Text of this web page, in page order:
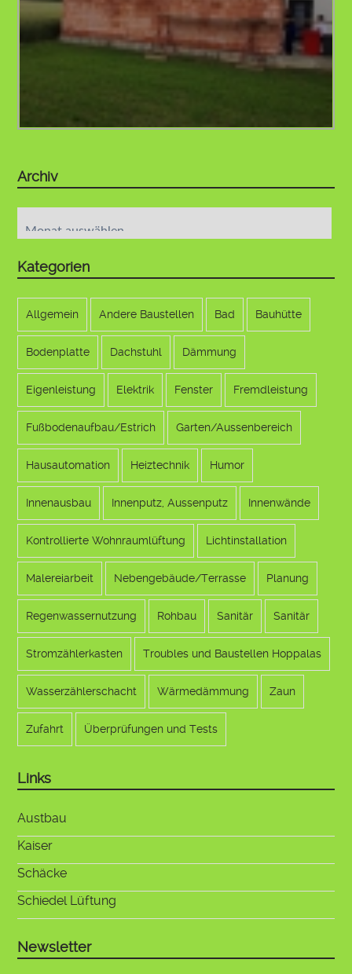
Archiv
Kategorien
Allgemein Andere Baustellen Bad Bauhütte
Bodenplatte Dachstuhl Dämmung
Eigenleistung Elektrik Fenster Fremdleistung
Fußbodenaufbau/Estrich Garten/Aussenbereich
Hausautomation Heiztechnik Humor
Innenausbau Innenputz, Aussenputz Innenwände
Kontrollierte Wohnraumlüftung Lichtinstallation
Malereiarbeit Nebengebäude/Terrasse Planung
Regenwassernutzung Rohbau Sanitär Sanitär
Stromzählerkasten Troubles und Baustellen Hoppalas
Wasserzählerschacht Wärmedämmung Zaun
Zufahrt Überprüfungen und Tests
Links
Austbau
Kaiser
Schäcke
Schiedel Lüftung
Newsletter